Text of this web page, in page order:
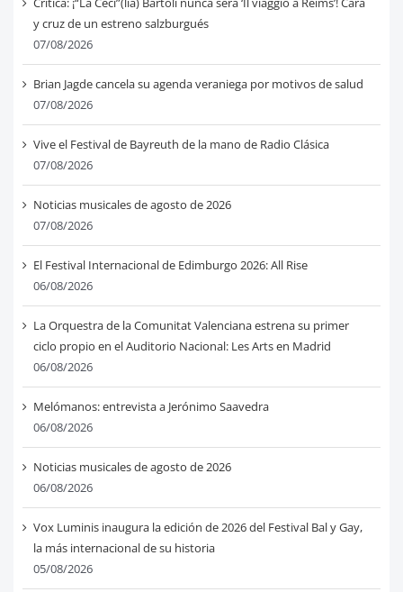
y cruz de un estreno salzburgués
07/08/2026
Brian Jagde cancela su agenda veraniega por motivos de salud
07/08/2026
Vive el Festival de Bayreuth de la mano de Radio Clásica
07/08/2026
Noticias musicales de agosto de 2026
07/08/2026
El Festival Internacional de Edimburgo 2026: All Rise
06/08/2026
La Orquestra de la Comunitat Valenciana estrena su primer
ciclo propio en el Auditorio Nacional: Les Arts en Madrid
06/08/2026
Melómanos: entrevista a Jerónimo Saavedra
06/08/2026
Noticias musicales de agosto de 2026
06/08/2026
Vox Luminis inaugura la edición de 2026 del Festival Bal y Gay,
la más internacional de su historia
05/08/2026